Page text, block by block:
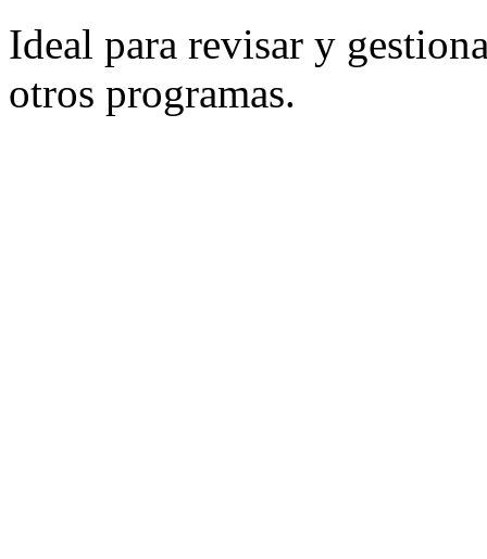
Ideal para revisar y
otros programas.